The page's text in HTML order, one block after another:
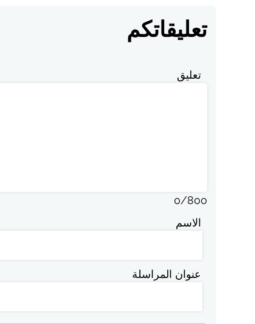
تعليقاتكم
تعليق
0/800
الاسم
عنوان المراسلة